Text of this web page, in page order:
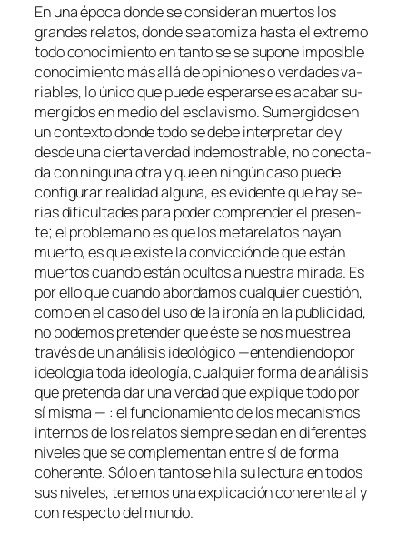
En una épo­ca don­de se con­si­de­ran muer­tos los
gran­des re­la­tos, don­de se ato­mi­za has­ta el ex­tre­mo
to­do co­no­ci­mien­to en tan­to se se su­po­ne im­po­si­ble
co­no­ci­mien­to más allá de opi­nio­nes o ver­da­des va­
ria­bles, lo úni­co que pue­de es­pe­rar­se es aca­bar su­
mer­gi­dos en me­dio del es­cla­vis­mo. Sumergidos en
un con­tex­to don­de to­do se de­be in­ter­pre­tar de y
des­de una cier­ta ver­dad in­de­mos­tra­ble, no co­nec­ta­
da con nin­gu­na otra y que en nin­gún ca­so pue­de
con­fi­gu­rar reali­dad al­gu­na, es evi­den­te que hay se­
rias di­fi­cul­ta­des pa­ra po­der com­pren­der el pre­sen­
te; el pro­ble­ma no es que los me­ta­re­la­tos ha­yan
muer­to, es que exis­te la con­vic­ción de que es­tán
muer­tos cuan­do es­tán ocul­tos a nues­tra mi­ra­da. Es
por ello que cuan­do abor­da­mos cual­quier cues­tión,
co­mo en el ca­so del uso de la iro­nía en la pu­bli­ci­dad,
no po­de­mos pre­ten­der que és­te se nos mues­tre a
tra­vés de un aná­li­sis ideo­ló­gi­co —en­ten­dien­do por
ideo­lo­gía to­da ideo­lo­gía, cual­quier for­ma de aná­li­sis
que pre­ten­da dar una ver­dad que ex­pli­que to­do por
sí mis­ma — : el fun­cio­na­mien­to de los me­ca­nis­mos
in­ter­nos de los re­la­tos siem­pre se dan en di­fe­ren­tes
ni­ve­les que se com­ple­men­tan en­tre sí de for­ma
cohe­ren­te. Sólo en tan­to se hi­la su lec­tu­ra en to­dos
sus ni­ve­les, te­ne­mos una ex­pli­ca­ción cohe­ren­te al y
con res­pec­to del mundo.